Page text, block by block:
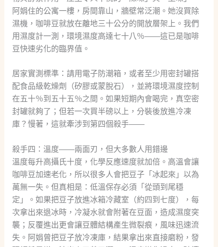
阿娟住的公寓一樓，房間靠山，牆壁常泛潮。她沒買除
濕機，咖啡豆就放在離地三十公分的開放層架上。我們
用濕度計一測，環境濕度高達七十八％——這已是咖啡
豆快速劣化的臨界值。
居家實測標準：請用電子防潮箱，或者至少用密封罐搭
配食品級乾燥劑（矽膠或蒙脫石），並將環境濕度控制
在五十％到五十五％之間。如果短期內會喝完，真空密
封罐就夠了；但若一次買半磅以上，分裝後放進冷凍
庫？慢著，這就牽涉到第四個殺手——
殺手四：溫度——兩面刃，但大多數人用錯邊
溫度每升高攝氏十度，化學反應速度就加倍。高溫會讓
咖啡豆加速老化，所以很多人會把豆子「冰起來」以為
萬無一失。但真相是：低溫保存必須「從頭到尾穩
定」。如果把豆子放進冰箱冷藏室（約四到七度），每
次拿出來退冰時，冷凝水就會附著在豆面，造成濕度突
襲；反覆進出更會讓豆體結構產生微裂痕，風味迅速流
失。阿娟曾把豆子放冷凍庫，結果拿出來直接磨粉，發